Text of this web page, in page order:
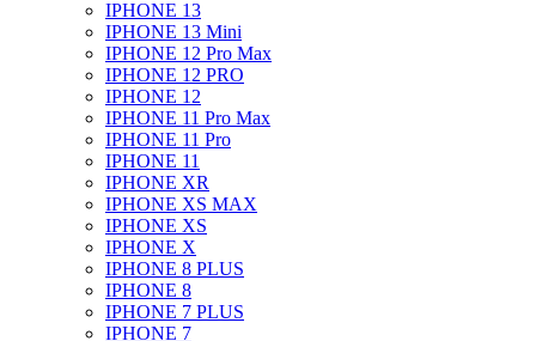
IPHONE 13
IPHONE 13 Mini
IPHONE 12 Pro Max
IPHONE 12 PRO
IPHONE 12
IPHONE 11 Pro Max
IPHONE 11 Pro
IPHONE 11
IPHONE XR
IPHONE XS MAX
IPHONE XS
IPHONE X
IPHONE 8 PLUS
IPHONE 8
IPHONE 7 PLUS
IPHONE 7